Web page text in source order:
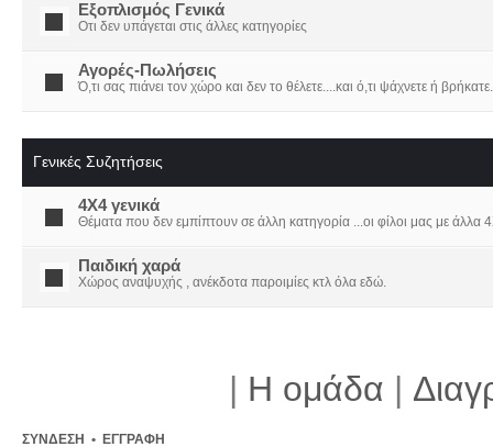
Εξοπλισμός Γενικά
Οτι δεν υπάγεται στις άλλες κατηγορίες
Αγορές-Πωλήσεις
Ό,τι σας πιάνει τον χώρο και δεν το θέλετε....και ό,τι ψάχνετε ή
Γενικές Συζητήσεις
4X4 γενικά
Θέματα που δεν εμπίπτουν σε άλλη κατηγορία ...οι φίλοι μας με άλλα
Παιδική χαρά
Χώρος αναψυχής , ανέκδοτα παροιμίες κτλ όλα εδώ.
| Η ομάδα |
ΣΎΝΔΕΣΗ • ΕΓΓΡΑΦΉ